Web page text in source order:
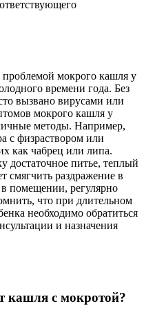
мокрого кашля у
времени года. Без
вызвано вирусами или
мокрого кашля у
методы. Например,
с физраствором или
как чабрец или липа.
достаточное питье, теплый
раздражение в
помещении, регулярно
что при длительном
необходимо обратиться
и назначения
кашля с мокротой?